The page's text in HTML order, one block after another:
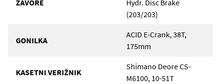
ZAVORE
Hydr. Disc Brake
(203/203)
GONILKA
ACID E-Crank, 38T,
175mm
KASETNI VERIŽNIK
Shimano Deore CS-
M6100, 10-51T